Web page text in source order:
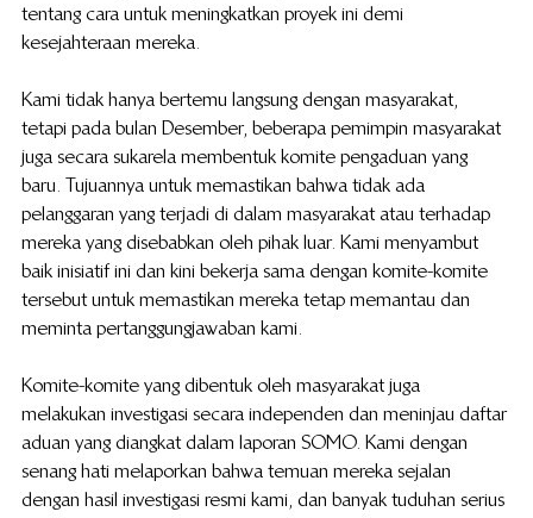
tentang cara untuk meningkatkan proyek ini demi
kesejahteraan mereka.
Kami tidak hanya bertemu langsung dengan masyarakat,
tetapi pada bulan Desember, beberapa pemimpin masyarakat
juga secara sukarela membentuk komite pengaduan yang
baru. Tujuannya untuk memastikan bahwa tidak ada
pelanggaran yang terjadi di dalam masyarakat atau terhadap
mereka yang disebabkan oleh pihak luar. Kami menyambut
baik inisiatif ini dan kini bekerja sama dengan komite-komite
tersebut untuk memastikan mereka tetap memantau dan
meminta pertanggungjawaban kami.
Komite-komite yang dibentuk oleh masyarakat juga
melakukan investigasi secara independen dan meninjau daftar
aduan yang diangkat dalam laporan SOMO. Kami dengan
senang hati melaporkan bahwa temuan mereka sejalan
dengan hasil investigasi resmi kami, dan banyak tuduhan serius